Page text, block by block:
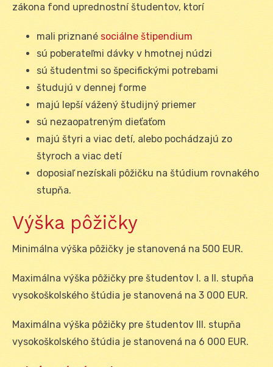
zákona fond uprednostní študentov, ktorí
mali priznané sociálne štipendium
sú poberateľmi dávky v hmotnej núdzi
sú študentmi so špecifickými potrebami
študujú v dennej forme
majú lepší vážený študijný priemer
sú nezaopatreným dieťaťom
majú štyri a viac detí, alebo pochádzajú zo
štyroch a viac detí
doposiaľ nezískali pôžičku na štúdium rovnakého
stupňa.
Výška pôžičky
Minimálna výška pôžičky je stanovená na 500 EUR.
Maximálna výška pôžičky pre študentov I. a II. stupňa
vysokoškolského štúdia je stanovená na 3 000 EUR.
Maximálna výška pôžičky pre študentov III. stupňa
vysokoškolského štúdia je stanovená na 6 000 EUR.